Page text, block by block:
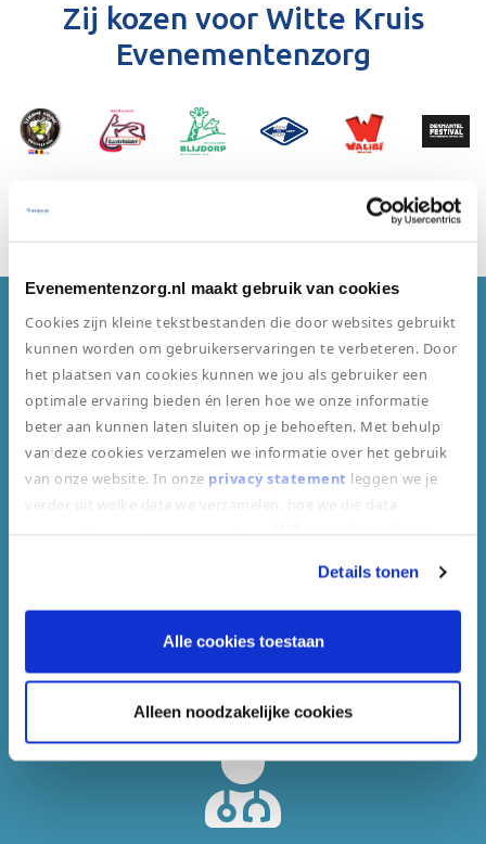
Evenementenzorg.nl maakt gebruik van cookies
Cookies zijn kleine tekstbestanden die door websites gebruikt
kunnen worden om gebruikerservaringen te verbeteren. Door
het plaatsen van cookies kunnen we jou als gebruiker een
optimale ervaring bieden én leren hoe we onze informatie
beter aan kunnen laten sluiten op je behoeften. Met behulp
van deze cookies verzamelen we informatie over het gebruik
van onze website. In onze privacy statement leggen we je
"alle cookies toestaan"? Zo nee, kiest u dan voor "alleen
noodzakelijke cookies".
Details tonen
Alle cookies toestaan
Alleen noodzakelijke cookies
Zij kozen voor Witte Kruis
Evenementenzorg
Dit zijn klanten van ons gewend
De grootste ambulancedienst van NL